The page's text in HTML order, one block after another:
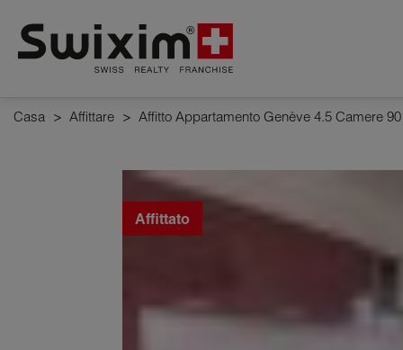
Casa > Affittare > Affitto Appartamento Genève 4.5 Camere 90
Affittato